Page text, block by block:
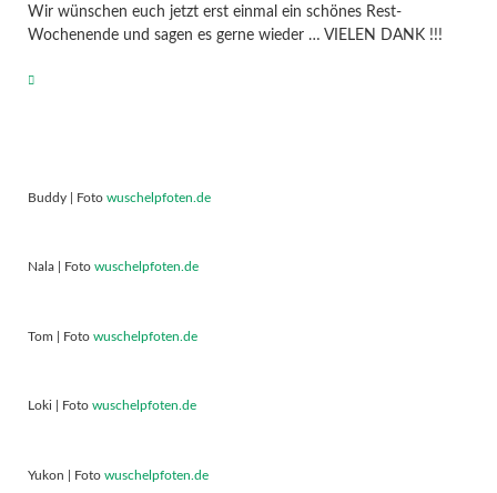
Wir wünschen euch jetzt erst einmal ein schönes Rest-
Wochenende und sagen es gerne wieder … VIELEN DANK !!!
Buddy | Foto wuschelpfoten.de
Nala | Foto wuschelpfoten.de
Tom | Foto wuschelpfoten.de
Loki | Foto wuschelpfoten.de
Yukon | Foto wuschelpfoten.de